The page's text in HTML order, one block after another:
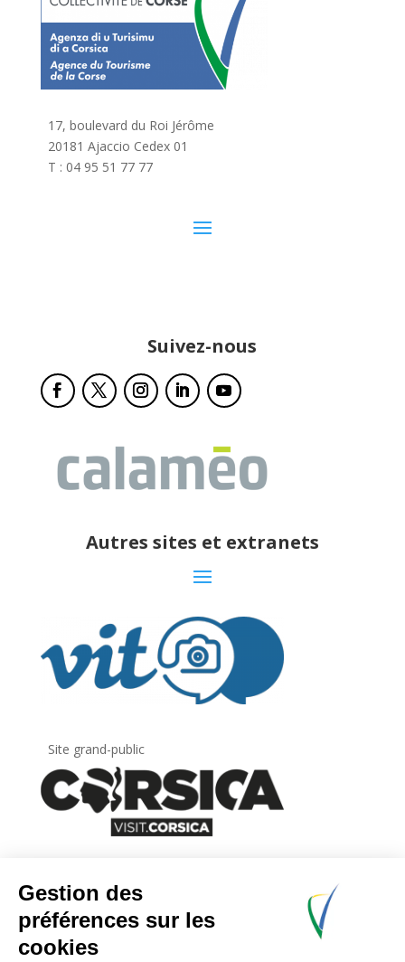
17, boulevard du Roi Jérôme
20181 Ajaccio Cedex 01
T : 04 95 51 77 77
Suivez-nous
Autres sites et extranets
Site grand-public
Inscrivez-vous à la lettre d’information
de
l’Agence du tourisme de la Corse.